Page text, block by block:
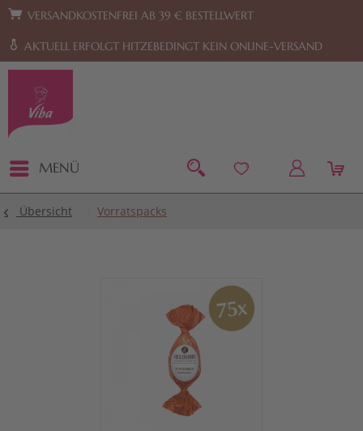
Zur Hauptnavigation springen Zum Footer springen
VERSANDKOSTENFREI AB 39 € BESTELLWERT
AKTUELL ERFOLGT HITZEBEDINGT KEIN ONLINE-VERSAND
MENÜ
Übersicht Vorratspacks